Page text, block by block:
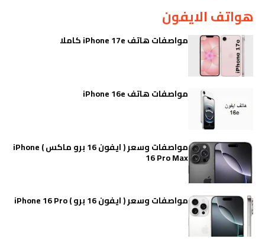
هواتف الايفون
مواصفات هاتف iPhone 17e كاملا
مواصفات هاتف iPhone 16e
مواصفات وسعر ( ايفون 16 برو ماكس ) iPhone
16 Pro Max
مواصفات وسعر ( ايفون 16 برو ) iPhone 16 Pro